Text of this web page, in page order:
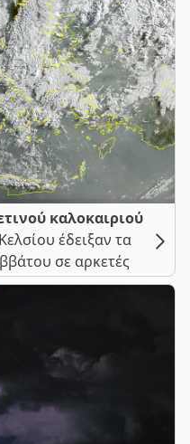
καλοκαιριού
έδειξαν τα
σε αρκετές